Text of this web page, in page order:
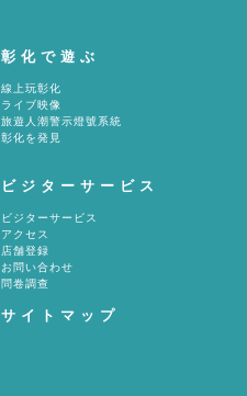
彰化で遊ぶ
線上玩彰化
ライブ映像
旅遊人潮警示燈號系統
彰化を発見
ビジターサービス
ビジターサービス
アクセス
店舗登録
お問い合わせ
問卷調查
サイトマップ